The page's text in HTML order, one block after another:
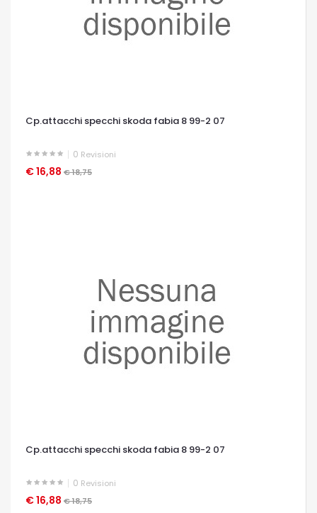
Cp.attacchi specchi skoda fabia 8 99-2 07
0 Revisioni
€ 16,88 € 18,75
OCCHIATA VELOCE
Cp.attacchi specchi skoda fabia 8 99-2 07
0 Revisioni
€ 16,88 € 18,75
OCCHIATA VELOCE